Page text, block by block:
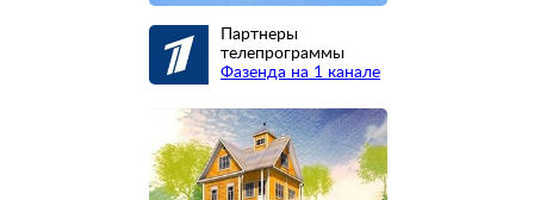
Партнеры
телепрограммы
Фазенда на 1 канале